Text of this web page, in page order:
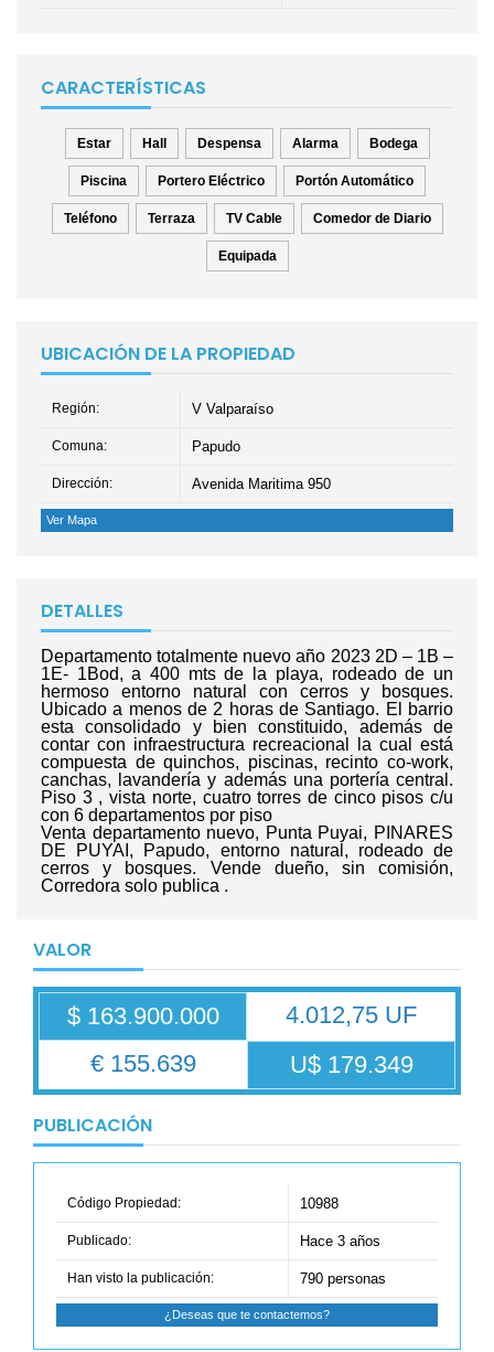
CARACTERÍSTICAS
Estar Hall Despensa Alarma Bodega
Piscina Portero Eléctrico Portón Automático
Teléfono Terraza TV Cable Comedor de Diario
Equipada
UBICACIÓN DE LA PROPIEDAD
Región: V Valparaíso
Comuna: Papudo
Dirección: Avenida Maritima 950
Ver Mapa
DETALLES
Departamento totalmente nuevo año 2023 2D – 1B –
1E- 1Bod, a 400 mts de la playa, rodeado de un
hermoso entorno natural con cerros y bosques.
Ubicado a menos de 2 horas de Santiago. El barrio
esta consolidado y bien constituido, además de
contar con infraestructura recreacional la cual está
compuesta de quinchos, piscinas, recinto co-work,
canchas, lavandería y además una portería central.
Piso 3 , vista norte, cuatro torres de cinco pisos c/u
con 6 departamentos por piso
Venta departamento nuevo, Punta Puyai, PINARES
DE PUYAI, Papudo, entorno natural, rodeado de
cerros y bosques. Vende dueño, sin comisión,
Corredora solo publica .
VALOR
$ 163.900.000
4.012,75 UF
€ 155.639
U$ 179.349
PUBLICACIÓN
Código Propiedad: 10988
Publicado: Hace 3 años
Han visto la publicación: 790 personas
¿Deseas que te contactemos?